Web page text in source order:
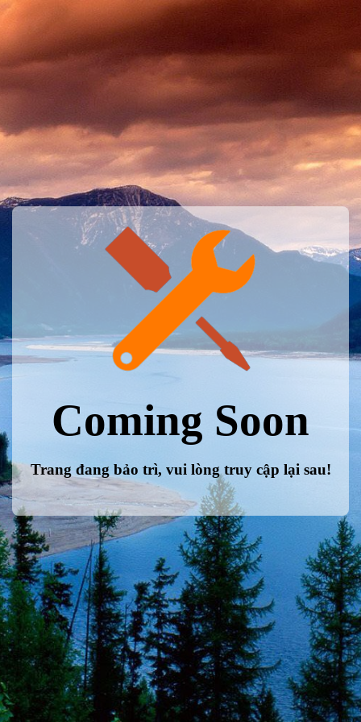
Coming Soon
Trang đang bảo trì, vui lòng truy cập lại sau!